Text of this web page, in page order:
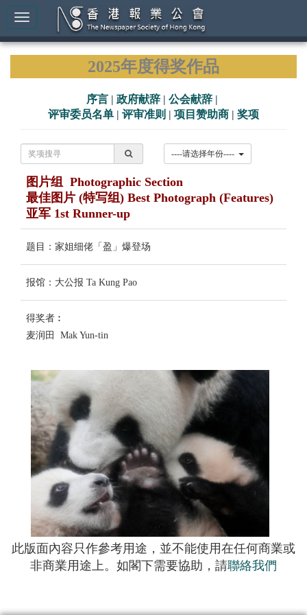
2025年度得奖作品
序言 | 政府献辞 | 公会献辞 |
评审委员名单 | 评审准则 | 项目赞助商 | 奖项
图片组 Photographic Section
最佳图片 (特写组) Best Photograph (Features)
亚军 1st Runner-up
题目：家姐细佬「盈」爆登场
报馆：大公报 Ta Kung Pao
得奖者︰
麦润田 Mak Yun-tin
此版面內容只作參考用途，並不能使用在任何商業或
非商業用途上。如閣下需要協助，請聯絡我們